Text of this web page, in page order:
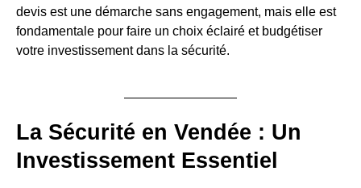
devis est une démarche sans engagement, mais elle est
fondamentale pour faire un choix éclairé et budgétiser
votre investissement dans la sécurité.
La Sécurité en Vendée : Un
Investissement Essentiel